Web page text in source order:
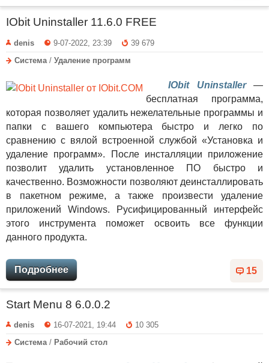
IObit Uninstaller 11.6.0 FREE
denis 9-07-2022, 23:39
39 679
Система / Удаление программ
IObit Uninstaller—
бесплатная программа,
которая позволяет удалить нежелательные программы и
папки с вашего компьютера быстро и легко по
сравнению с вялой встроенной службой «Установка и
удаление программ». После инсталляции приложение
позволит удалить установленное ПО быстро и
качественно. Возможности позволяют деинсталлировать
в пакетном режиме, а также произвести удаление
приложений Windows. Русифицированный интерфейс
этого инструмента поможет освоить все функции
данного продукта.
15
Подробнее
Start Menu 8 6.0.0.2
denis 16-07-2021, 19:44
10 305
Система/ Рабочий стол